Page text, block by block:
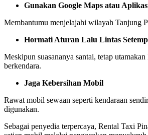
Gunakan Google Maps atau
Membantumu menjelajahi wilayah Tanjung
Hormati Aturan Lalu Lintas
Meskipun suasananya santai, tetap utamakan
berkendara.
Jaga Kebersihan Mobil
Rawat mobil sewaan seperti kendaraan
digunakan.
Sebagai penyedia terpercaya, Rental Taxi